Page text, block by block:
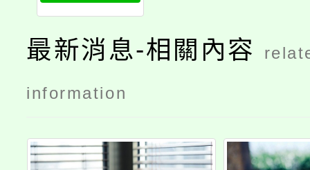
最新消息-相關內容
information